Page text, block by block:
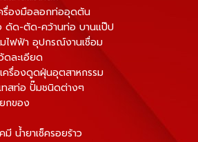
ครื่องมือลอกท่ออุดตัน
ดัด-ตัด-คว้านท่อ บานแป๊ป
มไฟฟ้า อุปกรณ์งานเชื่อม
ดละเอียด
ครื่องดูดฝุ่นอุตสาหกรรม
ทสท่อ ปั๊มชนิดต่างๆ
กของ
มี น้ำยาเช็ครอยร้าว